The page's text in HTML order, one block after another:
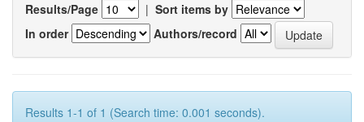
Results/Page | Sort items by
In order
Authors/record
Results 1-1 of 1 (Search time: 0.001 seconds).